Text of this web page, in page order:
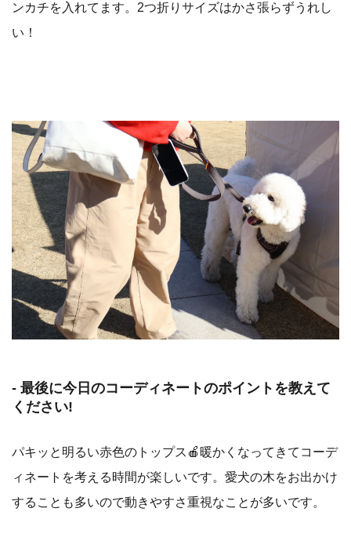
ンカチを入れてます。2つ折りサイズはかさ張らずうれし
い！
- 最後に今日のコーディネートのポイントを教えて
ください!
パキッと明るい赤色のトップス🍎暖かくなってきてコーデ
ィネートを考える時間が楽しいです。愛犬の木をお出かけ
することも多いので動きやすさ重視なことが多いです。